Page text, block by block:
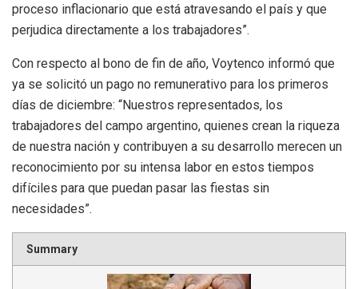
proceso inflacionario que está atravesando el país y que
perjudica directamente a los trabajadores”.
Con respecto al bono de fin de año, Voytenco informó que
ya se solicitó un pago no remunerativo para los primeros
días de diciembre: “Nuestros representados, los
trabajadores del campo argentino, quienes crean la riqueza
de nuestra nación y contribuyen a su desarrollo merecen un
reconocimiento por su intensa labor en estos tiempos
difíciles para que puedan pasar las fiestas sin
necesidades”.
Summary